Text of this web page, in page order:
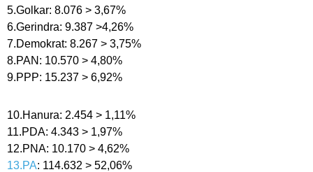
5.Golkar: 8.076 > 3,67%
6.Gerindra: 9.387 >4,26%
7.Demokrat: 8.267 > 3,75%
8.PAN: 10.570 > 4,80%
9.PPP: 15.237 > 6,92%
10.Hanura: 2.454 > 1,11%
11.PDA: 4.343 > 1,97%
12.PNA: 10.170 > 4,62%
13.PA: 114.632 > 52,06%